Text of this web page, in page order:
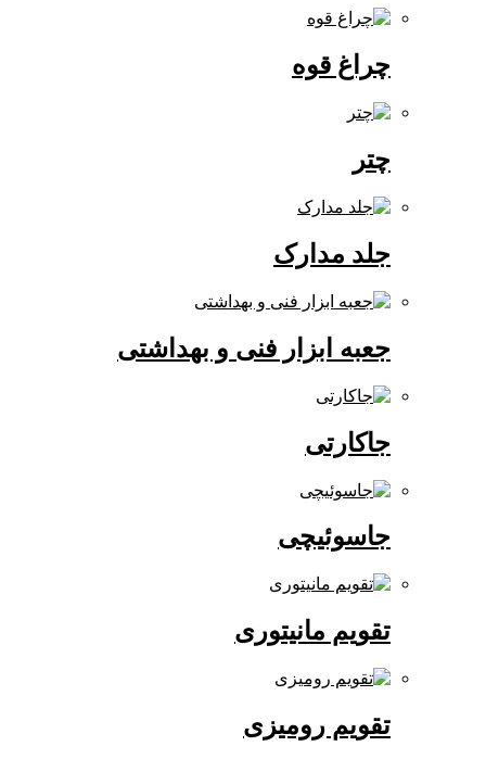
چراغ قوه
جلد مدارک
جعبه ابزار فنی و بهداشتی
جاسوئیچی
تقویم مانیتوری
تقویم رومیزی